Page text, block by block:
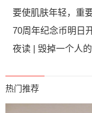
要使肌肤年轻，重
70周年纪念币明日
夜读 | 毁掉一个人
热门推荐